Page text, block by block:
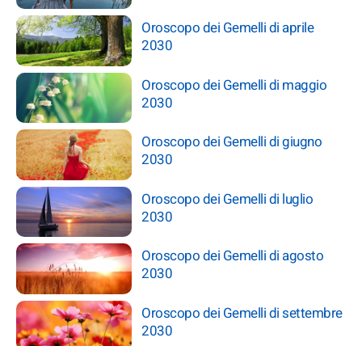
Oroscopo dei Gemelli di aprile
2030
Oroscopo dei Gemelli di maggio
2030
Oroscopo dei Gemelli di giugno
2030
Oroscopo dei Gemelli di luglio
2030
Oroscopo dei Gemelli di agosto
2030
Oroscopo dei Gemelli di settembre
2030